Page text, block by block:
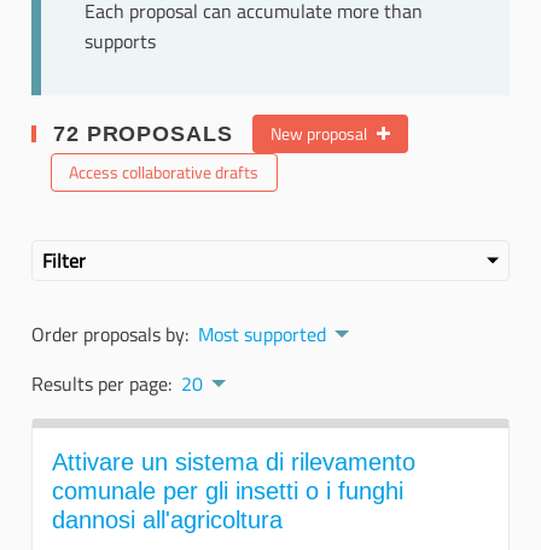
Each proposal can accumulate more than
supports
72 PROPOSALS
New proposal
Access collaborative drafts
Filter
Order proposals by: Most supported
Results per page: 20
Attivare un sistema di rilevamento
comunale per gli insetti o i funghi
dannosi all'agricoltura